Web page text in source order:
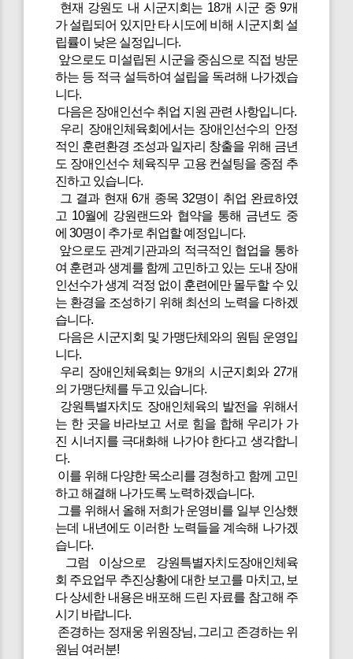
현재 강원도 내 시군지회는 18개 시군 중 9개
가 설립되어 있지만 타 시도에 비해 시군지회 설
립률이 낮은 실정입니다.
앞으로도 미설립된 시군을 중심으로 직접 방문
하는 등 적극 설득하여 설립을 독려해 나가겠습
니다.
다음은 장애인선수 취업 지원 관련 사항입니다.
우리 장애인체육회에서는 장애인선수의 안정
적인 훈련환경 조성과 일자리 창출을 위해 금년
도 장애인선수 체육직무 고용 컨설팅을 중점 추
진하고 있습니다.
그 결과 현재 6개 종목 32명이 취업 완료하였
고 10월에 강원랜드와 협약을 통해 금년도 중
에 30명이 추가로 취업할 예정입니다.
앞으로도 관계기관과의 적극적인 협업을 통하
여 훈련과 생계를 함께 고민하고 있는 도내 장애
인선수가 생계 걱정 없이 훈련에만 몰두할 수 있
는 환경을 조성하기 위해 최선의 노력을 다하겠
습니다.
다음은 시군지회 및 가맹단체와의 원팀 운영입
니다.
우리 장애인체육회는 9개의 시군지회와 27개
의 가맹단체를 두고 있습니다.
강원특별자치도 장애인체육의 발전을 위해서
는 한 곳을 바라보고 서로 힘을 합해 우리가 가
진 시너지를 극대화해 나가야 한다고 생각합니
다.
이를 위해 다양한 목소리를 경청하고 함께 고민
하고 해결해 나가도록 노력하겠습니다.
그를 위해서 올해 저희가 운영비를 일부 인상했
는데 내년에도 이러한 노력들을 계속해 나가겠
습니다.
그럼 이상으로 강원특별자치도장애인체육
회 주요업무 추진상황에 대한 보고를 마치고, 보
다 상세한 내용은 배포해 드린 자료를 참고해 주
시기 바랍니다.
존경하는 정재웅 위원장님, 그리고 존경하는 위
원님 여러분!